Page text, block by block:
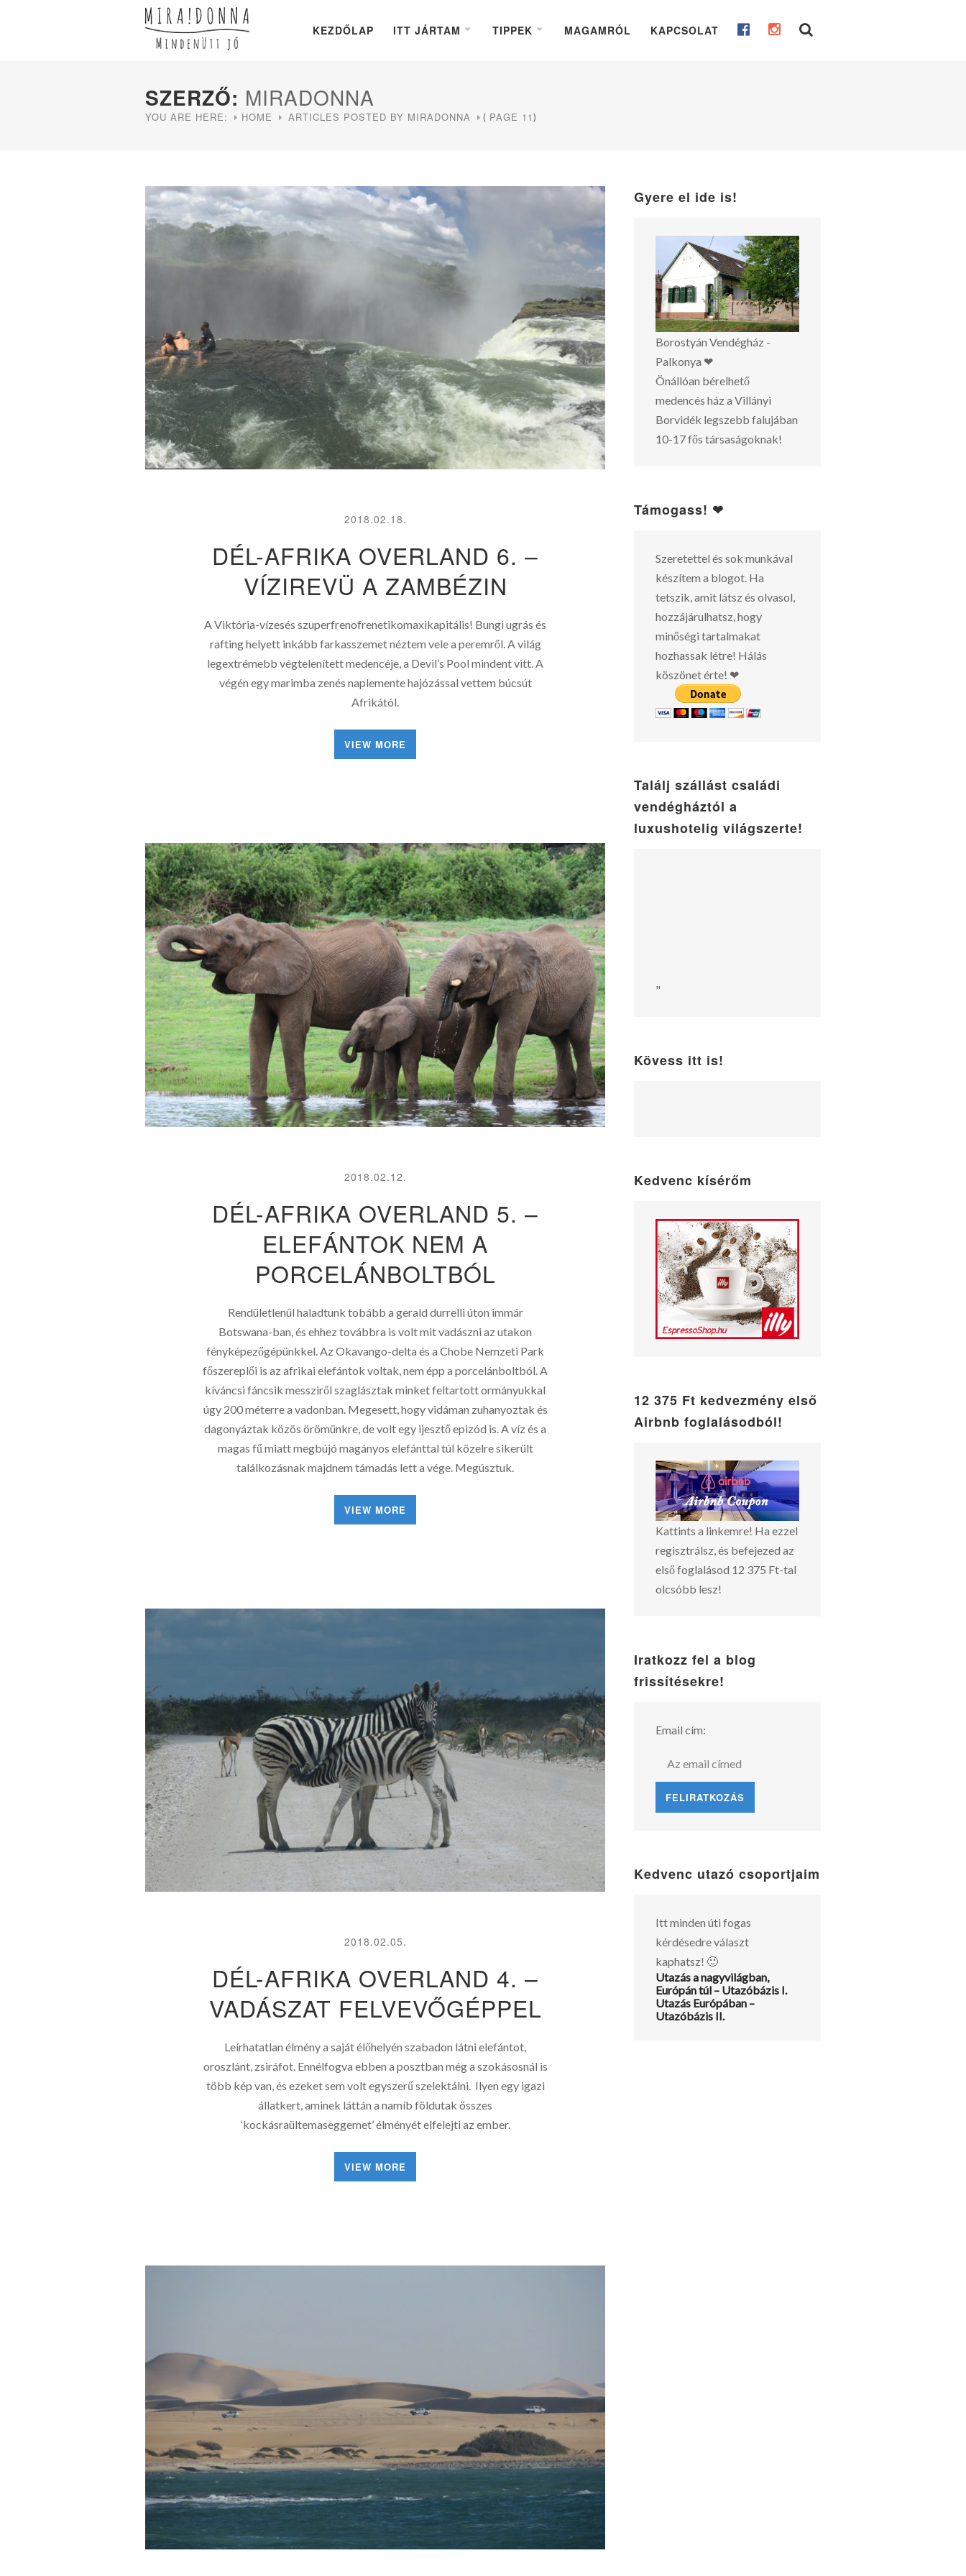
KEZDŐLAP ITT JÁRTAM TIPPEK MAGAMRÓL KAPCSOLAT
SZERZŐ: MIRADONNA
YOU ARE HERE: HOME ARTICLES POSTED BY MIRADONNA ( PAGE 11)
2018.02.18.
DÉL-AFRIKA OVERLAND 6. –
VÍZIREVÜ A ZAMBÉZIN
A Viktória-vízesés szuperfrenofrenetikomaxikapitális! Bungi ugrás és
rafting helyett inkább farkasszemet néztem vele a peremről. A világ
legextrémebb végtelenített medencéje, a Devil’s Pool mindent vitt. A
végén egy marimba zenés naplemente hajózással vettem búcsút
Afrikától.
VIEW MORE
2018.02.12.
DÉL-AFRIKA OVERLAND 5. –
ELEFÁNTOK NEM A
PORCELÁNBOLTBÓL
Rendületlenül haladtunk tobább a gerald durrelli úton immár
Botswana-ban, és ehhez továbbra is volt mit vadászni az utakon
fényképezőgépünkkel. Az Okavango-delta és a Chobe Nemzeti Park
főszereplői is az afrikai elefántok voltak, nem épp a porcelánboltból. A
kíváncsi fáncsik messziről szaglásztak minket feltartott ormányukkal
úgy 200 méterre a vadonban. Megesett, hogy vidáman zuhanyoztak és
dagonyáztak közös örömünkre, de volt egy ijesztő epizód is. A víz és a
magas fű miatt megbújó magányos elefánttal túl közelre sikerült
találkozásnak majdnem támadás lett a vége. Megúsztuk.
VIEW MORE
2018.02.05.
DÉL-AFRIKA OVERLAND 4. –
VADÁSZAT FELVEVŐGÉPPEL
Leírhatatlan élmény a saját élőhelyén szabadon látni elefántot,
oroszlánt, zsiráfot. Ennélfogva ebben a posztban még a szokásosnál is
több kép van, és ezeket sem volt egyszerű szelektálni. Ilyen egy igazi
állatkert, aminek láttán a namíb földutak összes
‘kockásraültemaseggemet’ élményét elfelejti az ember.
VIEW MORE
Gyere el ide is!
Borostyán Vendégház -
Palkonya ❤
Önállóan bérelhető
medencés ház a Villányi
Borvidék legszebb falujában
10-17 fős társaságoknak!
Támogass! ❤
Szeretettel és sok munkával
készítem a blogot. Ha
tetszik, amit látsz és olvasol,
hozzájárulhatsz, hogy
minőségi tartalmakat
hozhassak létre! Hálás
köszönet érte! ❤
Találj szállást családi
vendégháztól a
luxushotelig világszerte!
"
Kövess itt is!
Kedvenc kísérőm
12 375 Ft kedvezmény első
Airbnb foglalásodból!
Kattints a linkemre! Ha ezzel
regisztrálsz, és befejezed az
első foglalásod 12 375 Ft-tal
olcsóbb lesz!
Iratkozz fel a blog
frissítésekre!
Email cím:
Kedvenc utazó csoportjaim
Itt minden úti fogas
kérdésedre választ
kaphatsz! 🙂
Utazás a nagyvilágban,
Európán túl – Utazóbázis I.
Utazás Európában –
Utazóbázis II.